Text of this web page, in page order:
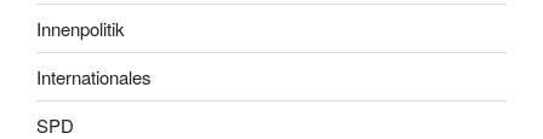
Innenpolitik
Internationales
SPD